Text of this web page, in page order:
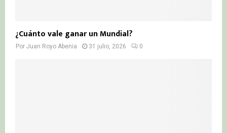
¿Cuánto vale ganar un Mundial?
Por Juan Royo Abenia 31 julio, 2026 0